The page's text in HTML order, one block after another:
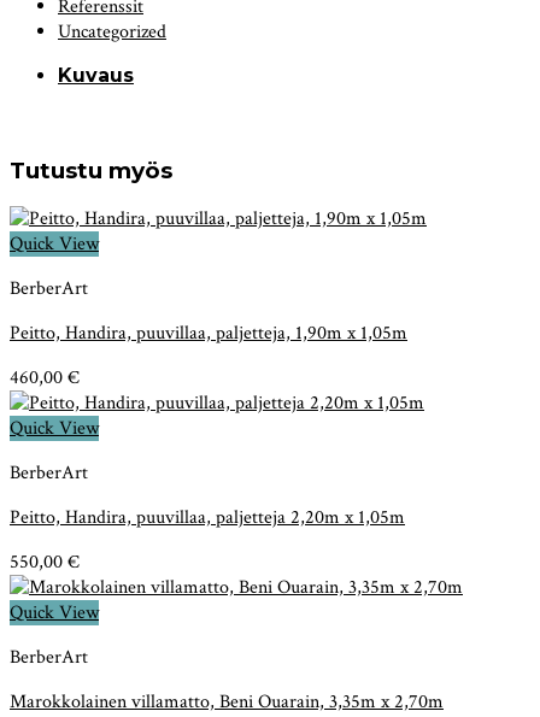
Referenssit
Uncategorized
Kuvaus
Tutustu myös
Quick View
BerberArt
Peitto, Handira, puuvillaa, paljetteja, 1,90m x 1,05m
460,00€
Quick View
BerberArt
Peitto, Handira, puuvillaa, paljetteja 2,20m x 1,05m
550,00€
Quick View
BerberArt
Marokkolainen villamatto, Beni Ouarain, 3,35m x 2,70m